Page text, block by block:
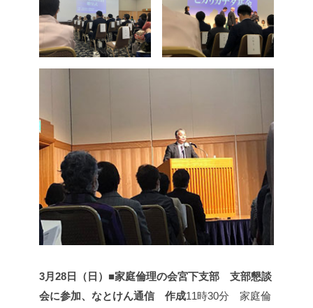
3月28日（日）■家庭倫理の会宮下支部 支部懇談
会に参加、なとけん通信 作成11時30分 家庭倫